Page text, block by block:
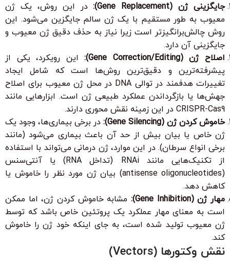
جایگزینی ژن (Gene Replacement):
در این روش، یک ژن
معیوب به طور مستقیم با یک ژن سالم جایگزین می‌شود. این
روش چالش‌برانگیزتر است زیرا نیاز به حذف دقیق ژن معیوب و
جایگزینی آن دارد.
اصلاح ژن (Gene Correction/Editing):
این رویکرد، یکی از
پیشرفته‌ترین و دقیق‌ترین روش‌ها است که شامل ایجاد
تغییرات هدفمند در توالی DNA در محل ژن معیوب برای اصلاح
جهش‌ها یا بازگرداندن عملکرد طبیعی ژن است. ابزارهایی مانند
CRISPR-Cas9 در این زمینه نقش محوری دارند.
خاموش کردن ژن (Gene Silencing):
در برخی بیماری‌ها، وجود یک
ژن خاص یا بیان بیش از حد آن باعث بیماری می‌شود (مانند
برخی انواع سرطان). در این موارد، ژن درمانی می‌تواند با استفاده
از تکنیک‌هایی مانند RNAi (تداخل RNA) یا آنتی‌سنس
(antisense oligonucleotides) بیان ژن مورد نظر را خاموش یا
کاهش دهد.
مهار ژن (Gene Inhibition):
مشابه خاموش کردن ژن، اما ممکن
است به معنای مهار عملکرد یک پروتئین خاص باشد که توسط
ژن معیوب تولید شده است، به جای اینکه خود ژن را خاموش
کند.
نقش وکتورها (Vectors)